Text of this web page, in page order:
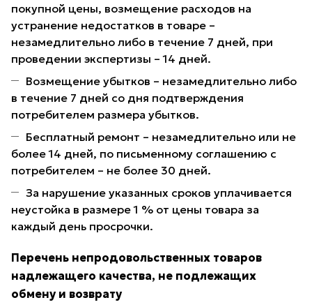
покупной цены, возмещение расходов на
устранение недостатков в товаре –
незамедлительно либо в течение 7 дней, при
проведении экспертизы – 14 дней.
Возмещение убытков – незамедлительно либо
в течение 7 дней со дня подтверждения
потребителем размера убытков.
Бесплатный ремонт – незамедлительно или не
более 14 дней, по письменному соглашению с
потребителем – не более 30 дней.
За нарушение указанных сроков уплачивается
неустойка в размере 1 % от цены товара за
каждый день просрочки.
Перечень непродовольственных товаров
надлежащего качества, не подлежащих
обмену и возврату